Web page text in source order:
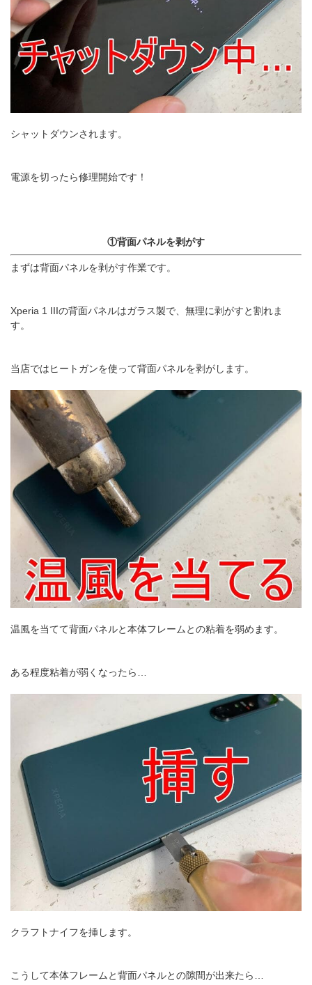
シャットダウンされます。
電源を切ったら修理開始です！
①背面パネルを剥がす
まずは背面パネルを剥がす作業です。
Xperia 1 IIIの背面パネルはガラス製で、無理に剥がすと割れま
す。
当店ではヒートガンを使って背面パネルを剥がします。
温風を当てて背面パネルと本体フレームとの粘着を弱めます。
ある程度粘着が弱くなったら…
クラフトナイフを挿します。
こうして本体フレームと背面パネルとの隙間が出来たら…